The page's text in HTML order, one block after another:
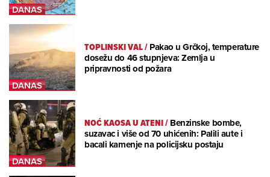
TOPLINSKI VAL/Pakao u Grčkoj, temperature
dosežu do 46 stupnjeva: Zemlja u
pripravnosti od požara
NOĆ KAOSA U ATENI/Benzinske bombe,
suzavac i više od 70 uhićenih: Palili aute i
bacali kamenje na policijsku postaju